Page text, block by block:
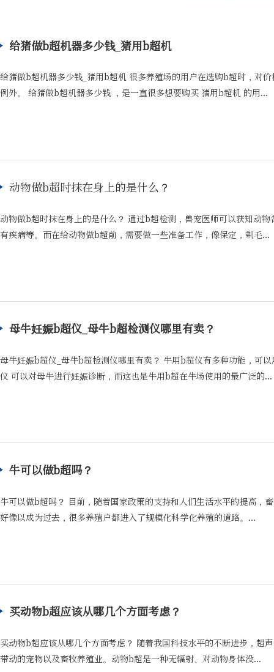
给猪做b超机器多少钱_猪用b超机
给猪做b超机器多少钱_猪用b超机 很多养殖场的用户在选购b超时，对
例外。 给猪做b超机器多少钱 ，是一直很多想要购买 猪用b超机 的用...
动物做b超时抹在身上的是什么？
动物做b超时抹在身上的是什么？ 通过b超检测，兽宠医师可以获知动
有疾病等。而在给动物做b超前，需要做一些准备工作，像保定，剃毛...
母牛妊娠b超仪_母牛b超检测仪哪里有卖？
母牛妊娠b超仪_母牛b超检测仪哪里有卖？ 牛用b超仪有多种功能，可
仪 可以对母牛进行妊娠诊断，而这也是牛用b超在牛场使用的最广泛的...
牛可以做b超吗？
牛可以做b超吗？ 目前，随着国家政策的支持和人们生活水平的提高，
好像以成为过去，很多养殖户都进入了规模化科学化养殖的道路。...
买动物b超应该从哪几个方面考虑？
买动物b超应该从哪几个方面考虑？ 随着我国科技水平的不断进步，超
带动的宠物以及畜牧养殖业。动物b超是一种无辐射、对动物身体没...